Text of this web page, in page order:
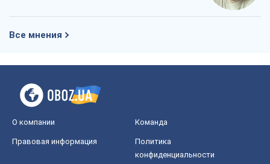
Все мнения
О компании Команда
Правовая информация
Политика
конфиденциальности